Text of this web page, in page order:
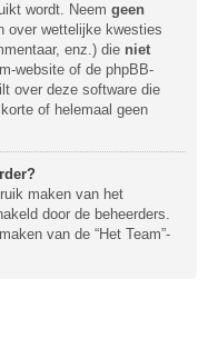
wordt. Neem geen
over wettelijke kwesties
enz.) die niet
website of de phpBB-
over deze software die
of helemaal geen
maken van het
door de beheerders.
van de “Het Team”-